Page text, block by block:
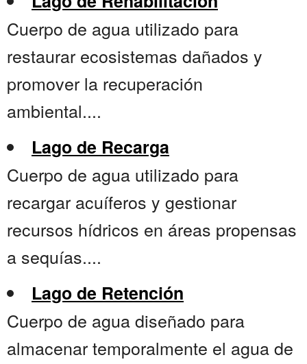
Cuerpo de agua utilizado para
restaurar ecosistemas dañados y
promover la recuperación
ambiental....
Lago de Recarga
Cuerpo de agua utilizado para
recargar acuíferos y gestionar
recursos hídricos en áreas propensas
a sequías....
Lago de Retención
Cuerpo de agua diseñado para
almacenar temporalmente el agua de